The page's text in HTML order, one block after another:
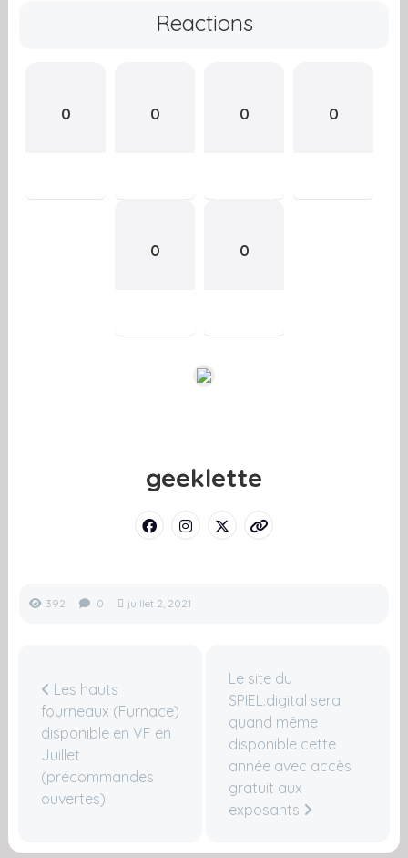
Reactions
0 0 0 0
0 0
geeklette
392 0 juillet 2, 2021
Les hauts
fourneaux (Furnace)
disponible en VF en
Juillet
(précommandes
ouvertes)
Le site du
SPIEL.digital sera
quand même
disponible cette
année avec accès
gratuit aux
exposants